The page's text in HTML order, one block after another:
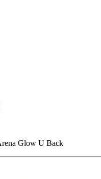
Glow U Back